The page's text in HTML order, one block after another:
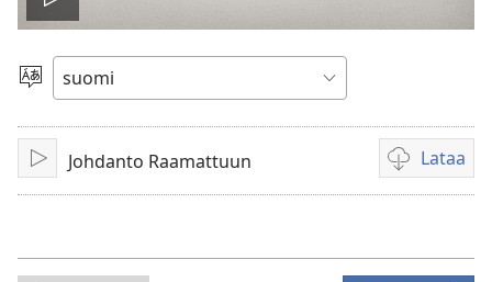
Toista
video
Valitse
ToistaJohdanto Raamattuun Lataa
Videoiden